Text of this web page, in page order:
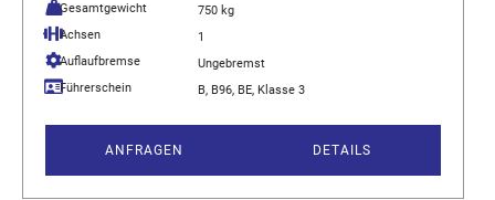
Gesamtgewicht
750 kg
Achsen
1
Auflaufbremse
Ungebremst
Führerschein
B, B96, BE, Klasse 3
ANFRAGEN DETAILS